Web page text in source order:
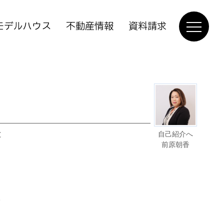
デルハウス 不動産情報 資料請求
自己紹介へ
前原朝香